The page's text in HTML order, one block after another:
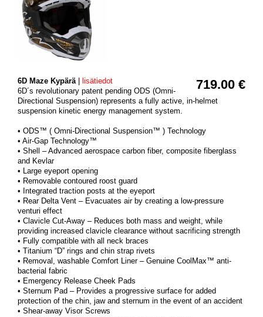
719.00 €
6D Maze Kypärä | lisätiedot
6D´s revolutionary patent pending ODS (Omni-
Directional Suspension) represents a fully active, in-helmet
suspension kinetic energy management system.
• ODS™ ( Omni-Directional Suspension™ ) Technology
• Air-Gap Technology™
• Shell – Advanced aerospace carbon fiber, composite fiberglass
and Kevlar
• Large eyeport opening
• Removable contoured roost guard
• Integrated traction posts at the eyeport
• Rear Delta Vent – Evacuates air by creating a low-pressure
venturi effect
• Clavicle Cut-Away – Reduces both mass and weight, while
providing increased clavicle clearance without sacrificing strength
• Fully compatible with all neck braces
• Titanium “D” rings and chin strap rivets
• Removal, washable Comfort Liner – Genuine CoolMax™ anti-
bacterial fabric
• Emergency Release Cheek Pads
• Sternum Pad – Provides a progressive surface for added
protection of the chin, jaw and sternum in the event of an accident
• Shear-away Visor Screws